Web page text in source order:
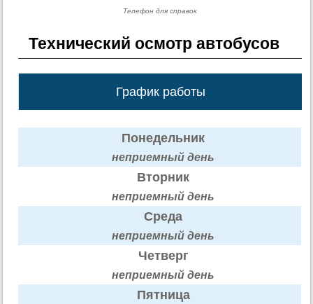
Телефон для справок
Технический осмотр автобусов
График работы
Понедельник
неприемный день
Вторник
неприемный день
Среда
неприемный день
Четверг
неприемный день
Пятница